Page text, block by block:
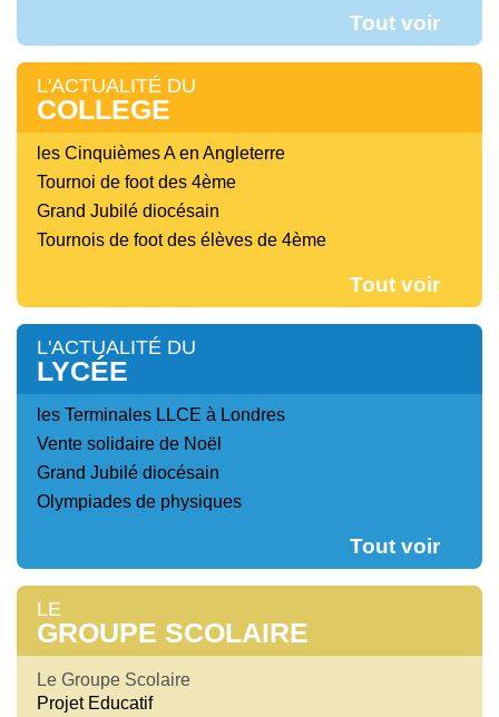
Tout voir
L'ACTUALITÉ DU
COLLEGE
les Cinquièmes A en Angleterre
Tournoi de foot des 4ème
Grand Jubilé diocésain
Tournois de foot des élèves de 4ème
Tout voir
L'ACTUALITÉ DU
LYCÉE
les Terminales LLCE à Londres
Vente solidaire de Noël
Grand Jubilé diocésain
Olympiades de physiques
Tout voir
LE
GROUPE SCOLAIRE
Le Groupe Scolaire
Projet Educatif